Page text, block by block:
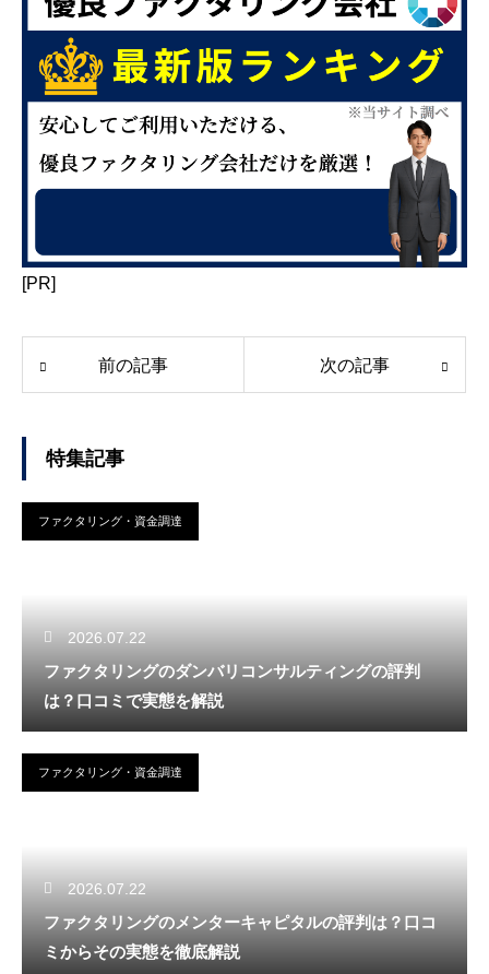
[PR]
前の記事 次の記事
特集記事
ファクタリング・資金調達
2026.07.22
ファクタリングのダンバリコンサルティングの評判
は？口コミで実態を解説
ファクタリング・資金調達
2026.07.22
ファクタリングのメンターキャピタルの評判は？口コ
ミからその実態を徹底解説